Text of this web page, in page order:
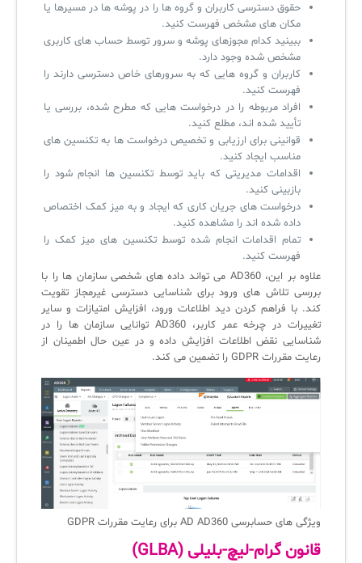
حقوق دسترسی کاربران و گروه ها را در پوشه ها در مسیرها یا
مکان های مشخص فهرست کنید.
ببینید کدام مجوزهای پوشه و سرور توسط حساب های کاربری
مشخص شده وجود دارد.
کاربران و گروه هایی که به سرورهای خاص دسترسی دارند را
فهرست کنید.
افراد مربوطه را در درخواست هایی که مطرح شده، بررسی یا
تأیید شده اند، مطلع کنید.
قوانینی برای ارزیابی و تخصیص درخواست ها به تکنسین های
مناسب ایجاد کنید.
اقدامات مدیریتی که باید توسط تکنسین ها انجام شود را
بازبینی کنید.
درخواست های جریان کاری که ایجاد و به میز کمک اختصاص
داده شده اند را مشاهده کنید.
تمام اقدامات انجام شده توسط تکنسین های میز کمک را
فهرست کنید.
علاوه بر این، AD360 می تواند داده های شخصی سازمان ها را با
بررسی تلاش های ورود برای شناسایی دسترسی غیرمجاز تقویت
کند. با فراهم کردن دید اطلاعات ورود، افزایش امتیازات و سایر
تغییرات در چرخه عمر کاربر، AD360 توانایی سازمان ها را در
شناسایی نقض اطلاعات افزایش داده و در عین حال اطمینان از
رعایت مقررات GDPR را تضمین می کند.
ویژگی های حسابرسی AD AD360 برای رعایت مقررات GDPR
قانون گرام-لیچ-بلیلی (GLBA)